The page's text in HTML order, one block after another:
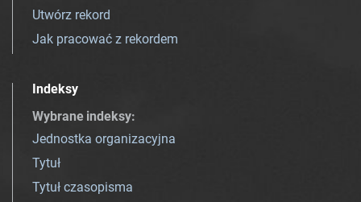
Utwórz rekord
Jak pracować z rekordem
Indeksy
Wybrane indeksy:
Jednostka organizacyjna
Tytuł
Tytuł czasopisma